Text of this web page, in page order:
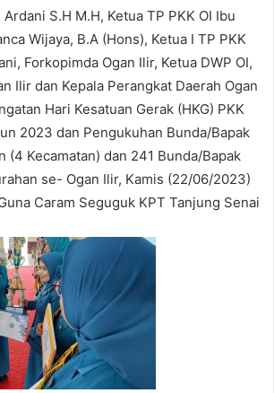
S.H M.H, Ketua TP PKK OI Ibu
Wijaya, B.A (Hons), Ketua I TP PKK
Forkopimda Ogan Ilir, Ketua DWP OI,
Ilir dan Kepala Perangkat Daerah Ogan
Hari Kesatuan Gerak (HKG) PKK
2023 dan Pengukuhan Bunda/Bapak
(4 Kecamatan) dan 241 Bunda/Bapak
se- Ogan Ilir, Kamis (22/06/2023)
Caram Seguguk KPT Tanjung Senai